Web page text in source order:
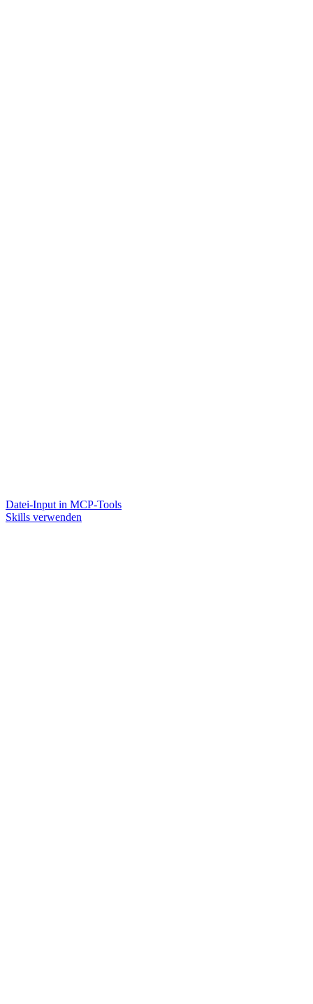
Datei-Input in MCP-Tools
Skills verwenden